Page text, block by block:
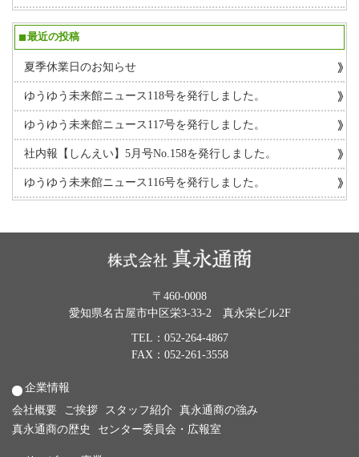
最近の投稿
夏季休業日のお知らせ
ゆうゆう未来館ニュース118号を発行しました。
ゆうゆう未来館ニュース117号を発行しました。
社内報【しんえい】5月号No.158を発行しました。
ゆうゆう未来館ニュース116号を発行しました。
〒460-0008
愛知県名古屋市中区栄3-33-2 真永栄ビル2F
TEL：052-264-4867
FAX：052-261-3558
企業情報
会社概要 ご挨拶 スタッフ紹介 真永通商の強み
真永通商の歴史 センター委員会・広報室